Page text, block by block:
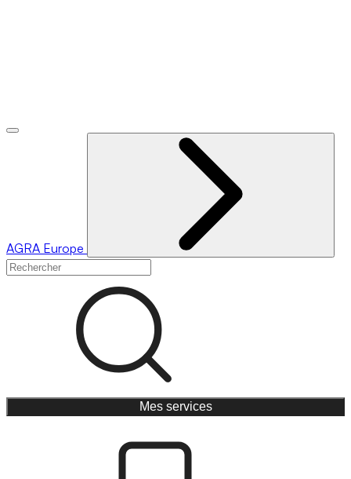
AGRA Europe
Mes services